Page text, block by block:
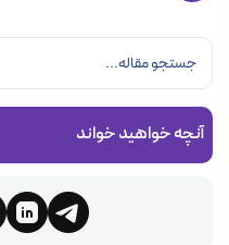
آنچه خواهید خواند